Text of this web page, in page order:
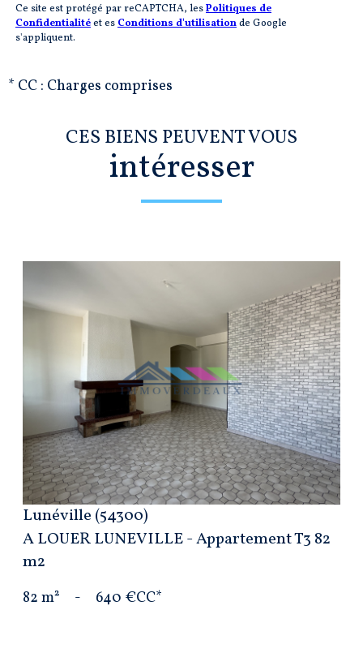
Ce site est protégé par reCAPTCHA, lesPolitiques de
Confidentialitéet es Conditions d'utilisationde Google
s'appliquent.
* CC : Charges comprises
CES BIENS PEUVENT VOUS
intéresser
VOIR LE BIEN
Lunéville (54300)
A LOUER LUNEVILLE - Appartement T3 82
m2
82 m² - 640 €CC*